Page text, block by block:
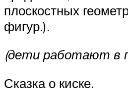
плоскостных
фигур.).
(дети работают в
Сказка о киске.